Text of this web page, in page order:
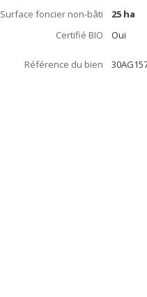
Surface foncier non-bâti
25 ha
Certifié BIO
Oui
Référence du bien